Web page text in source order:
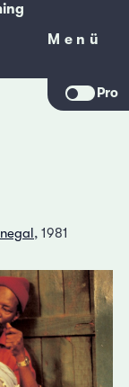
Menü
Menü
Pro
, 1981